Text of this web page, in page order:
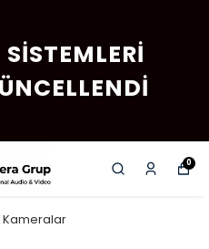
0
Kameralar